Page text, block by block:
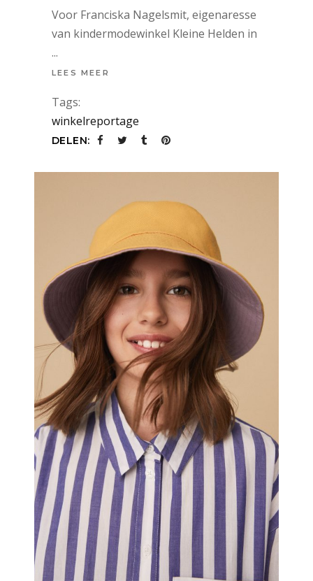
Voor Franciska Nagelsmit, eigenaresse
van kindermodewinkel Kleine Helden in
LEES MEER
Tags:
winkelreportage
DELEN: